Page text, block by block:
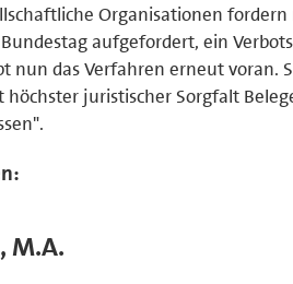
Organisationen
aufgefordert, ein
nun das Verfahren erneut voran.
juristischer Sorgfalt
M.A.